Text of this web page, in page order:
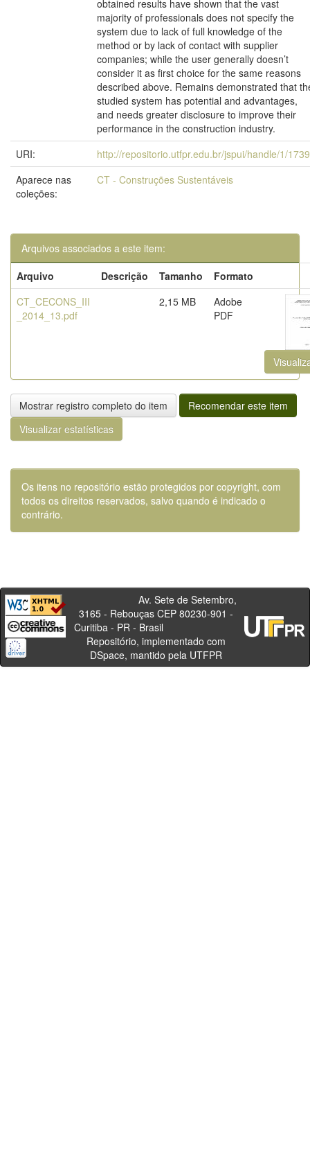
obtained results have shown that the vast
majority of professionals does not specify the
system due to lack of full knowledge of the
method or by lack of contact with supplier
companies; while the user generally doesn’t
consider it as first choice for the same reasons
described above. Remains demonstrated that
studied system has potential and advantages,
and needs greater disclosure to improve their
performance in the construction industry.
URI:
http://repositorio.utfpr.edu.br/jspui/handle/1/
Aparece nas
coleções:
CT - Construções Sustentáveis
Arquivos associados a este item:
Arquivo
Descrição Tamanho
Formato
CT_CECONS_III
_2014_13.pdf
2,15 MB
Adobe
PDF
Mostrar registro completo do item
Recomendar este item
Visualizar estatísticas
Os itens no repositório estão protegidos por copyright, com
todos os direitos reservados, salvo quando é indicado o
contrário.
Av. Sete de Setembro,
3165 - Rebouças CEP 80230-901 -
Curitiba - PR - Brasil
Repositório, implementado com
DSpace, mantido pela UTFPR